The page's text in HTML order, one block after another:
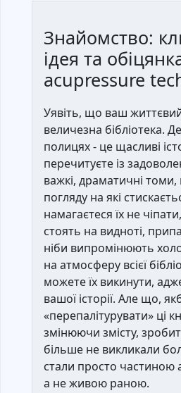
Знайомство:
ідея та
acupressure
Уявіть, що ваш
величезна бібліотека.
полицях - це щасливі
перечитуєте із
важкі, драматичні томи,
погляду на які
намагаєтеся їх не
стоять на видноті,
ніби випромінюють
на атмосферу всієї
можете їх викинути,
вашої історії. Але що,
«перепалітурувати» ці
змінюючи змісту,
більше не викликали
стали просто частиною
а не живою раною.